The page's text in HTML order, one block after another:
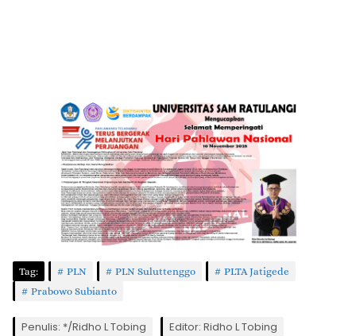
Tag: PLN PLN Suluttenggo
PLTA Jatigede
Prabowo Subianto
Penulis: */Ridho L Tobing Editor: Ridho L Tobing